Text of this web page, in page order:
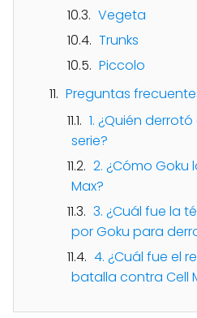
Vegeta
Trunks
Piccolo
Preguntas
1. ¿Quién
serie?
2. ¿Cómo Goku
Max?
3. ¿Cuál fue la
por Goku para
4. ¿Cuál fue el
batalla contra Cell